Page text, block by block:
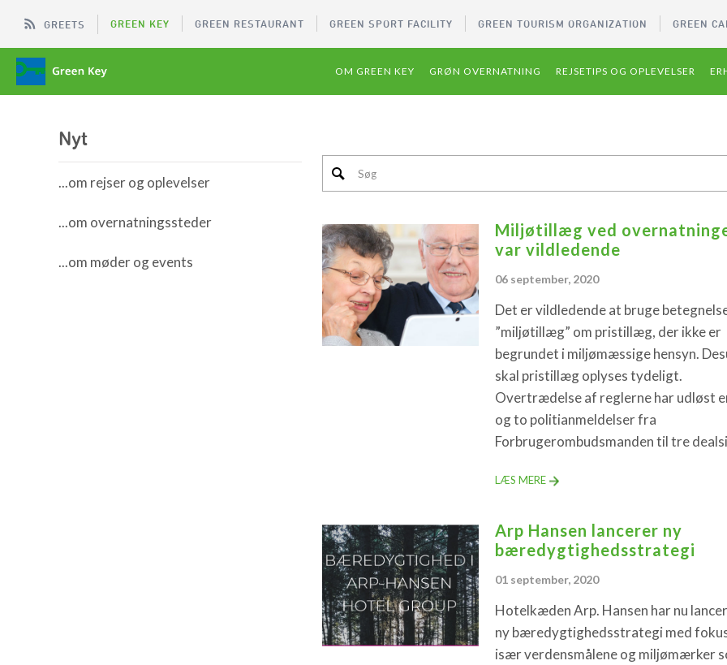
GREETS GREEN KEY GREEN RESTAURANT GREEN SPORT FACILITY GREEN TOURISM ORGANIZATION GREEN
OM GREEN KEY GRØN OVERNATNING REJSETIPS OG OPLEVELSER
Nyt
...om rejser og oplevelser
...om overnatningssteder
...om møder og events
Miljøtillæg ved
var vildledende
06 september, 2020
Det er vildledende at bruge
”miljøtillæg” om pristillæg, der ikke er
begrundet i miljømæssige hensyn.
skal pristillæg oplyses tydeligt.
Overtrædelse af reglerne har udløst
og to politianmeldelser fra
Forbrugerombudsmanden til tre
LÆS MERE
Arp Hansen lancerer ny
bæredygtighedsstrategi
01 september, 2020
Hotelkæden Arp. Hansen har nu
ny bæredygtighedsstrategi med
især verdensmålene og miljømærker